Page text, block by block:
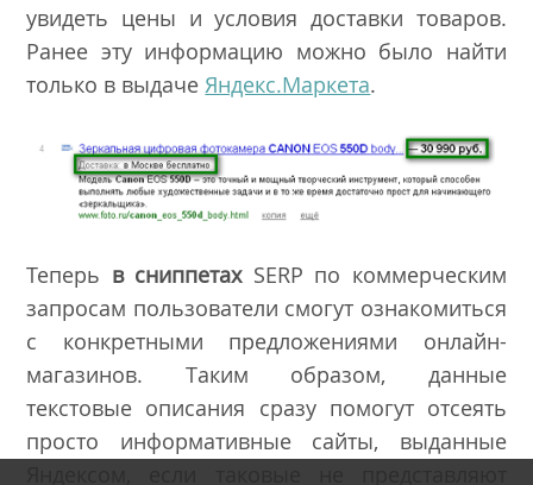
увидеть цены и условия доставки товаров.
Ранее эту информацию можно было найти
только в выдачеЯндекс.Маркета.
Теперь в сниппетахSERP по коммерческим
запросам пользователи смогут ознакомиться
с конкретными предложениями онлайн-
магазинов. Таким образом, данные
текстовые описания сразу помогут отсеять
просто информативные сайты, выданные